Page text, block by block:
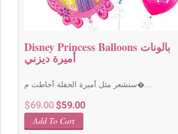
Disney Princess Balloons بالونات
أميرة ديزني
ستشعر مثل أميرة الحفلة أحاطت م�...
$69.00 Original
price
was:
$59.00Current
Add To Cart